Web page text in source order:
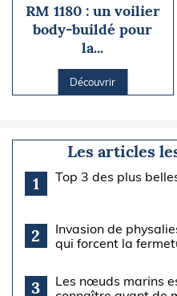
RM 1180 : un voilier
body-buildé pour
la...
Découvrir
Les articles
1
Top 3 des plus
2
Invasion de
qui forcent la
3
Les nœuds marins